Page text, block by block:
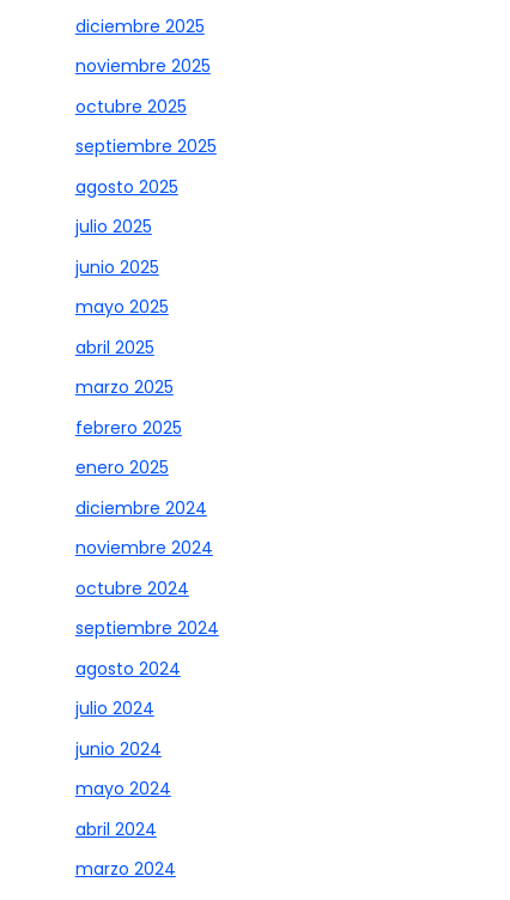
diciembre 2025
noviembre 2025
octubre 2025
septiembre 2025
agosto 2025
julio 2025
junio 2025
mayo 2025
abril 2025
marzo 2025
febrero 2025
enero 2025
diciembre 2024
noviembre 2024
octubre 2024
septiembre 2024
agosto 2024
julio 2024
junio 2024
mayo 2024
abril 2024
marzo 2024